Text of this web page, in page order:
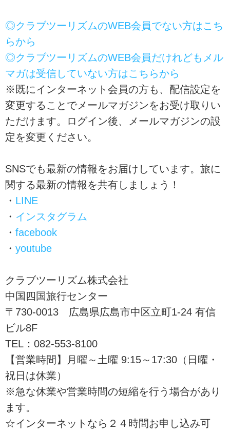
◎クラブツーリズムのWEB会員でない方はこち
らから
◎クラブツーリズムのWEB会員だけれどもメル
マガは受信していない方はこちらから
※既にインターネット会員の方も、配信設定を
変更することでメールマガジンをお受け取りい
ただけます。ログイン後、メールマガジンの設
定を変更ください。
SNSでも最新の情報をお届けしています。旅に
関する最新の情報を共有しましょう！
・ LINE
・ インスタグラム
・ facebook
・ youtube
クラブツーリズム株式会社
中国四国旅行センター
〒730-0013 広島県広島市中区立町1-24 有信
ビル8F
TEL：082-553-8100
【営業時間】月曜～土曜 9:15～17:30（日曜・
祝日は休業）
※急な休業や営業時間の短縮を行う場合があり
ます。
☆インターネットなら２４時間お申し込み可